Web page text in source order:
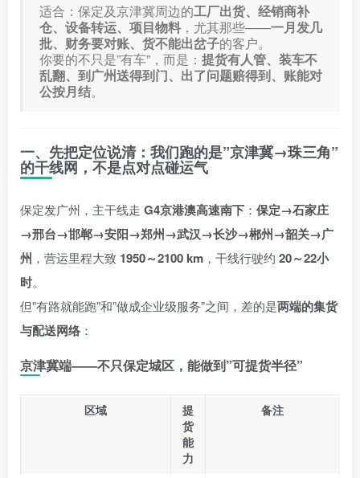
适合：保定及京津冀周边的工厂出货、经销商补
仓、设备转运、项目物料 ，尤其那些——一月发几
批、财务要对账、货不能出岔子的客户。
你要的不只是”有车”，而是： 提货有人管、装车不
乱翻、到广州送得到门、出了问题赔得到、账能对
公按月结。
一、先把定位说清：我们跑的是”京津冀→珠三角”
的干线网，不是点对点碰运气
保定发广州，主干线走 G4京港澳高速南下 ： 保定→石家庄
→邢台→邯郸→安阳→郑州→武汉→长沙→郴州→韶关→广
州 ，营运里程大致 1950～2100 km ，干线行驶约 20～22小
时。
但”有路就能跑”和”做成企业级服务”之间，差的是两端的集货
与配送网络 ：
京津冀端——不只保定城区，能做到”可提货半径”
区域
提
货
能
力
备注